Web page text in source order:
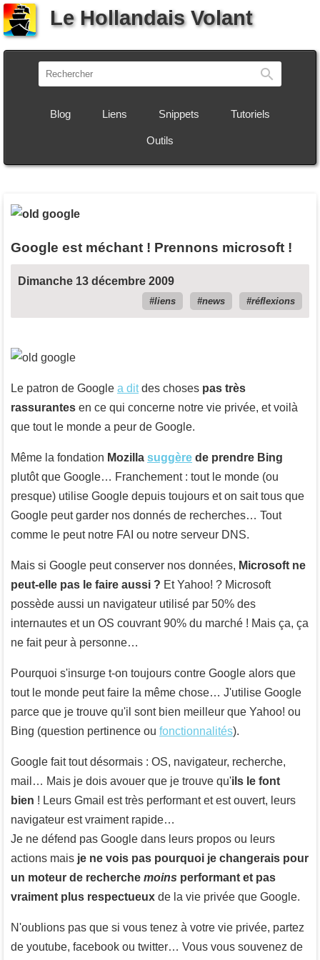
Le Hollandais Volant
Blog Liens Snippets Tutoriels
Outils
Google est méchant ! Prennons microsoft !
Dimanche 13 décembre 2009
liens news réflexions
Le patron de Google a ditdes choses pas très
rassurantes en ce qui concerne notre vie privée, et voilà
que tout le monde a peur de Google.
Même la fondation Mozilla suggère de prendre Bing
plutôt que Google… Franchement : tout le monde (ou
presque) utilise Google depuis toujours et on sait tous que
Google peut garder nos donnés de recherches… Tout
comme le peut notre FAI ou notre serveur DNS.
Mais si Google peut conserver nos données, Microsoft ne
peut-elle pas le faire aussi ? Et Yahoo! ? Microsoft
possède aussi un navigateur utilisé par 50% des
internautes et un OS couvrant 90% du marché ! Mais ça, ça
ne fait peur à personne…
Pourquoi s'insurge t-on toujours contre Google alors que
tout le monde peut faire la même chose… J'utilise Google
parce que je trouve qu'il sont bien meilleur que Yahoo! ou
Bing (question pertinence ou fonctionnalités).
Google fait tout désormais : OS, navigateur, recherche,
mail… Mais je dois avouer que je trouve qu'ils le font
bien ! Leurs Gmail est très performant et est ouvert, leurs
navigateur est vraiment rapide…
Je ne défend pas Google dans leurs propos ou leurs
actions mais je ne vois pas pourquoi je changerais pour
un moteur de recherche moins performant et pas
vraiment plus respectueux de la vie privée que Google.
N'oublions pas que si vous tenez à votre vie privée, partez
de youtube, facebook ou twitter… Vous vous souvenez de